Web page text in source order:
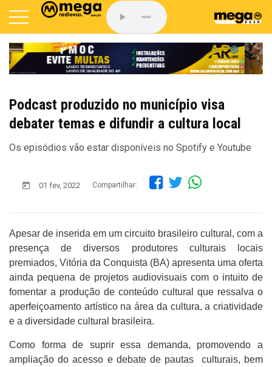
Podcast produzido no município visa
debater temas e difundir a cultura local
Os episódios vão estar disponíveis no Spotify e Youtube
01 fev, 2022 Compartilhar:
Apesar de inserida em um circuito brasileiro cultural, com a
presença de diversos produtores culturais locais
premiados, Vitória da Conquista (BA) apresenta uma oferta
ainda pequena de projetos audiovisuais com o intuito de
fomentar a produção de conteúdo cultural que ressalva o
aperfeiçoamento artístico na área da cultura, a criatividade
e a diversidade cultural brasileira.
Como forma de suprir essa demanda, promovendo a
ampliação do acesso e debate de pautas culturais, bem